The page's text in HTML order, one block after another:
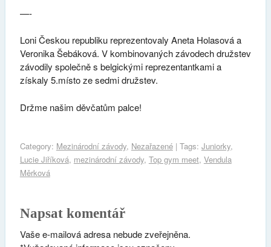
—-
Loni Českou republiku reprezentovaly Aneta Holasová a
Veronika Šebáková. V kombinovaných závodech družstev
závodily společně s belgickými reprezentantkami a
získaly 5.místo ze sedmi družstev.
Držme našim děvčatům palce!
Category: Mezinárodní závody, Nezařazené| Tags: Juniorky,
Lucie Jiříková, mezinárodní závody, Top gym meet, Vendula
Měrková
Napsat komentář
Vaše e-mailová adresa nebude zveřejněna.